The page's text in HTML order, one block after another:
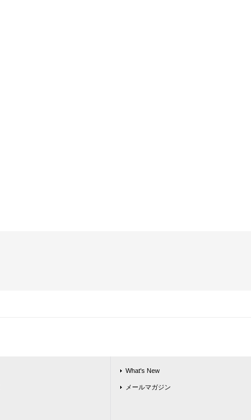
What's New
メールマガジン